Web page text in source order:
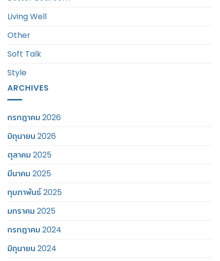
Living Well
Other
Soft Talk
Style
ARCHIVES
กรกฎาคม 2026
มิถุนายน 2026
ตุลาคม 2025
มีนาคม 2025
กุมภาพันธ์ 2025
มกราคม 2025
กรกฎาคม 2024
มิถุนายน 2024